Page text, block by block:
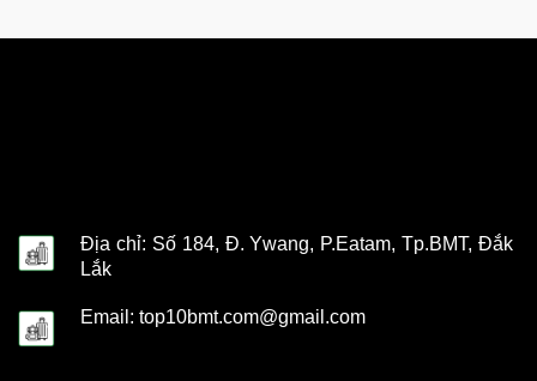
Địa chỉ: Số 184, Đ. Ywang, P.Eatam, Tp.BMT, Đắk
Lắk
Email: top10bmt.com@gmail.com